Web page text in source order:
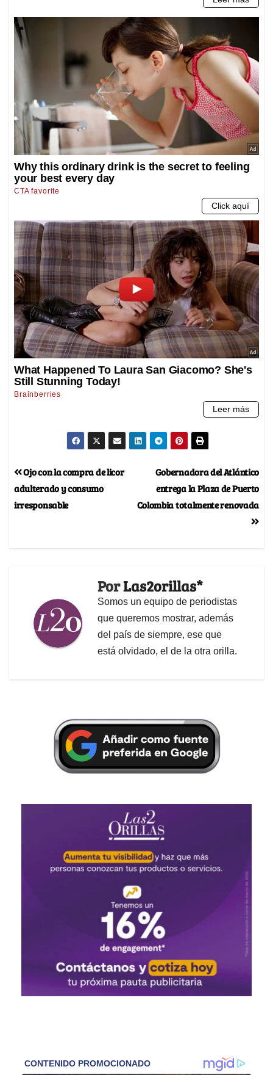
Gobernadora del Atlántico
entrega la Plaza de Puerto
Colombia totalmente renovada
Ojo con la compra de licor
adulterado y consumo
irresponsable
PorLas2orillas*
Somos un equipo de periodistas
que queremos mostrar, además
del país de siempre, ese que
está olvidado, el de la otra orilla.